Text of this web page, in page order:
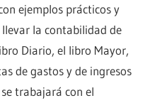
ejemplos prácticos y
la contabilidad de
Diario, el libro Mayor,
de gastos y de ingresos
trabajará con el